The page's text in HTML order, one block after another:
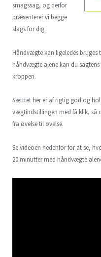
smagssag, og derfor
præsenterer vi begge
slags for dig.
Håndvægte kan ligeledes bruges
håndvægte alene kan du
kroppen.
Sætttet her er af rigtig god og
vægtindstillingen med få klik, så
fra øvelse til øvelse.
Se videoen nedenfor for at se,
20 minutter med håndvægte